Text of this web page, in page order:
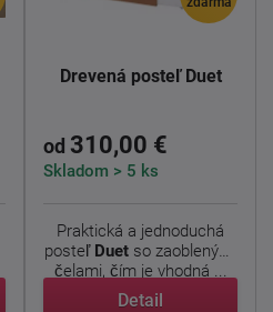
Drevená posteľ Duet
od 310,00 €
Skladom > 5 ks
Praktická a jednoduchá
posteľ Duet so zaoblenými
čelami, čím je vhodná ...
Detail